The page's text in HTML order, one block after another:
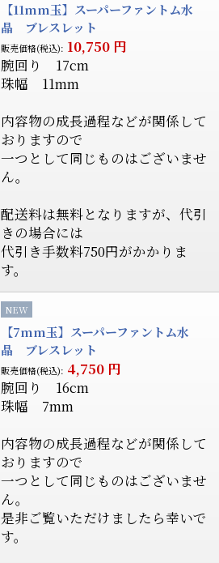
【11mm玉】スーパーファントム水
晶 ブレスレット
販売価格(税込): 10,750 円
腕回り 17cm
珠幅 11mm
内容物の成長過程などが関係して
おりますので
一つとして同じものはございませ
ん。
配送料は無料となりますが、代引
きの場合には
代引き手数料750円がかかりま
す。
NEW
【7mm玉】スーパーファントム水
晶 ブレスレット
販売価格(税込): 4,750 円
腕回り 16cm
珠幅 7mm
内容物の成長過程などが関係して
おりますので
一つとして同じものはございませ
ん。
是非ご覧いただけましたら幸いで
す。